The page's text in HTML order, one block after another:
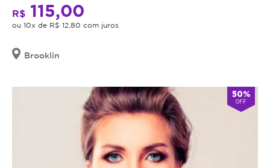
R$ 115,00
ou 10x de R$ 12,80 com juros
Brooklin
50%
OFF